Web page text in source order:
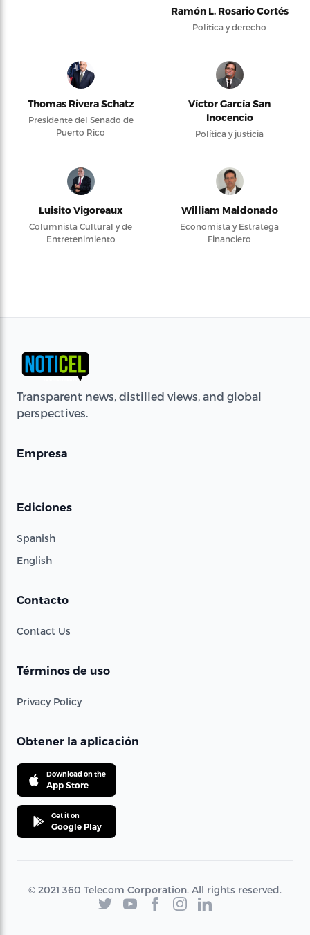
Ramón L. Rosario Cortés
Política y derecho
Thomas Rivera Schatz
Presidente del Senado de
Puerto Rico
Víctor García San
Inocencio
Política y justicia
Luisito Vigoreaux
Columnista Cultural y de
Entretenimiento
William Maldonado
Economista y Estratega
Financiero
Transparent news, distilled views, and global
perspectives.
Empresa
Ediciones
Spanish
English
Contacto
Contact Us
Términos de uso
Privacy Policy
Obtener la aplicación
Download on the
App Store
Get it on
Google Play
© 2021 360 Telecom Corporation. All rights reserved.